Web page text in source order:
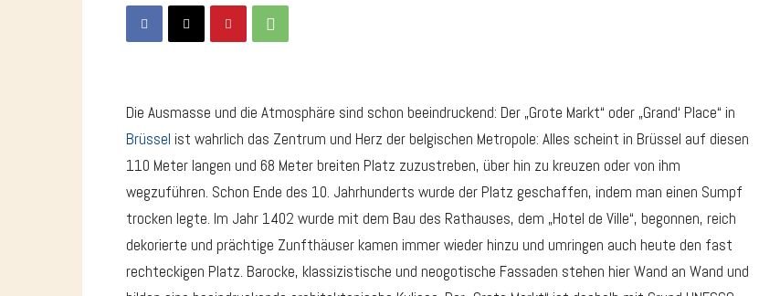
Die Ausmasse und die Atmosphäre sind schon beeindruckend: Der „Grote Markt“ oder „Grand‘ Place“ in
Brüssel ist wahrlich das Zentrum und Herz der belgischen Metropole: Alles scheint in Brüssel auf diesen
110 Meter langen und 68 Meter breiten Platz zuzustreben, über hin zu kreuzen oder von ihm
wegzuführen. Schon Ende des 10. Jahrhunderts wurde der Platz geschaffen, indem man einen Sumpf
trocken legte. Im Jahr 1402 wurde mit dem Bau des Rathauses, dem „Hotel de Ville“, begonnen, reich
dekorierte und prächtige Zunfthäuser kamen immer wieder hinzu und umringen auch heute den fast
rechteckigen Platz. Barocke, klassizistische und neogotische Fassaden stehen hier Wand an Wand und